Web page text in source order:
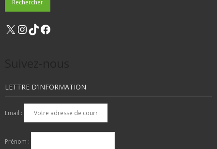
X Instagram
TikTok
LETTRE D’INFORMATION
Email :
Prénom :